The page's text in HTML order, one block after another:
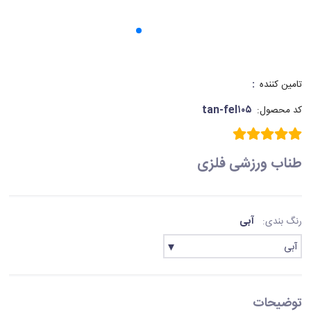
تامین کننده :
کد محصول: tan-fel۱۰۵
طناب ورزشی فلزی
رنگ بندی: آبی
آبی
توضیحات